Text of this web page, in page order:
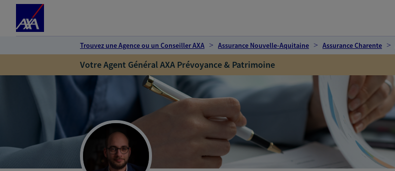
Trouvez une Agence ou un Conseiller AXA Assurance Nouvelle-Aquitaine Assurance Charente
Votre Agent Général AXA Prévoyance & Patrimoine